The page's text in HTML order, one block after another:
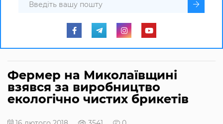
Фермер на Миколаївщині
взявся за виробництво
екологічно чистих брикетів